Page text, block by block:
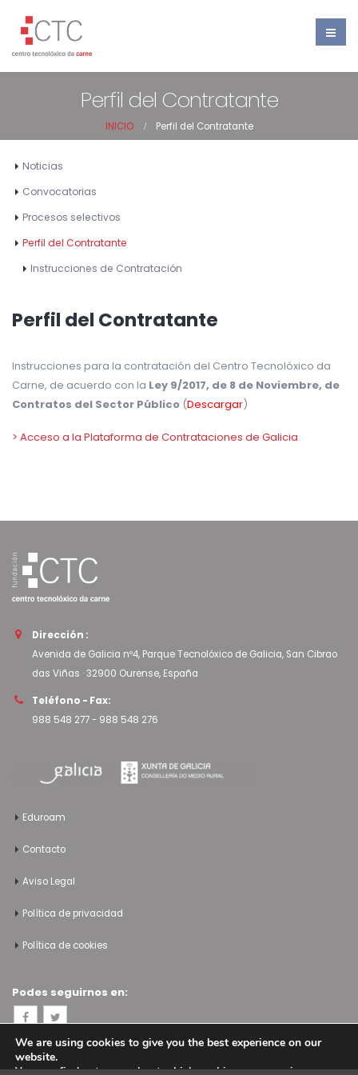
Perfil del Contratante
INICIO Perfil del Contratante
Noticias
Convocatorias
Procesos selectivos
Perfil del Contratante
Instrucciones de Contratación
Perfil del Contratante
Instrucciones para la contratación del Centro Tecnolóxico da
Carne, de acuerdo con la Ley 9/2017, de 8 de Noviembre, de
Contratos del Sector Público (Descargar)
> Acceso a la Plataforma de Contrataciones de Galicia
Dirección :
Avenida de Galicia nº4, Parque Tecnolóxico de Galicia, San Cibrao
das Viñas · 32900 Ourense, España
Teléfono - Fax:
988 548 277- 988 548 276
Eduroam
Contacto
Aviso Legal
Política de privacidad
Política de cookies
Podes seguirnos en:
We are using cookies to give you the best experience on our
website.
You can find out more about which cookies we are using or